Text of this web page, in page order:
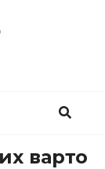
варто